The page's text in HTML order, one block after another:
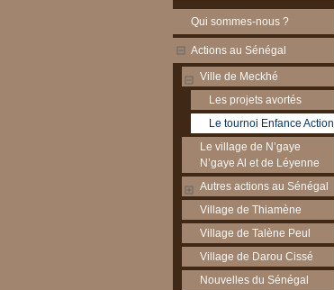
Qui sommes-nous ?
Actions au Sénégal
Ville de Meckhé
Les projets avortés
Le tournoi Enfance Action
Le village de N’gaye
N’gaye Al et de Léyenne
Autres actions au Sénégal
Village de Thiamène
Village de Talène Peul
Village de Darou Cissé
Nouvelles du Sénégal